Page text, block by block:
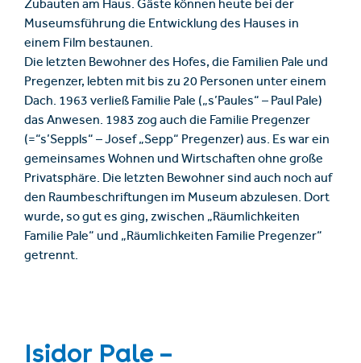
Zubauten am Haus. Gäste können heute bei der
Museumsführung die Entwicklung des Hauses in
einem Film bestaunen.
Die letzten Bewohner des Hofes, die Familien Pale und
Pregenzer, lebten mit bis zu 20 Personen unter einem
Dach. 1963 verließ Familie Pale („s’Paules“ – Paul Pale)
das Anwesen. 1983 zog auch die Familie Pregenzer
(=“s’Seppls“ – Josef „Sepp“ Pregenzer) aus. Es war ein
gemeinsames Wohnen und Wirtschaften ohne große
Privatsphäre. Die letzten Bewohner sind auch noch auf
den Raumbeschriftungen im Museum abzulesen. Dort
wurde, so gut es ging, zwischen „Räumlichkeiten
Familie Pale“ und „Räumlichkeiten Familie Pregenzer“
getrennt.
Isidor Pale –